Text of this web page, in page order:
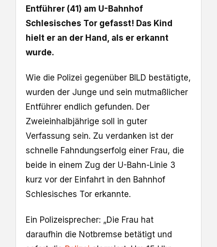
Entführer (41) am U-Bahnhof
Schlesisches Tor gefasst! Das Kind
hielt er an der Hand, als er erkannt
wurde.
Wie die Polizei gegenüber BILD bestätigte,
wurden der Junge und sein mutmaßlicher
Entführer endlich gefunden. Der
Zweieinhalbjährige soll in guter
Verfassung sein. Zu verdanken ist der
schnelle Fahndungserfolg einer Frau, die
beide in einem Zug der U-Bahn-Linie 3
kurz vor der Einfahrt in den Bahnhof
Schlesisches Tor erkannte.
Ein Polizeisprecher: „Die Frau hat
daraufhin die Notbremse betätigt und